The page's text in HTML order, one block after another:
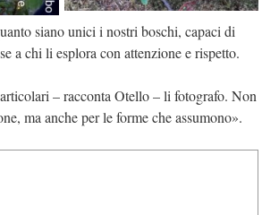
siano unici i nostri boschi, capaci di
a chi li esplora con attenzione e rispetto.
– racconta Otello – li fotografo. Non
ma anche per le forme che assumono».